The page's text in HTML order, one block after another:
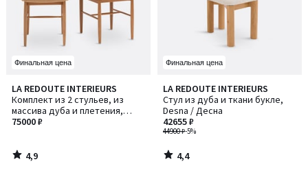
Финальная цена
LA REDOUTE INTERIEURS
Комплект из 2 стульев, из
массива дуба и плетения,
Andre / Андре
75000 ₽
4,9
/ 5
4,9
/
Финальная цена
LA REDOUTE INTERIEURS
Стул из дуба и ткани букле,
Desna / Десна
44900 ₽-5%
42655 ₽
4,4
/ 5
4,4
/